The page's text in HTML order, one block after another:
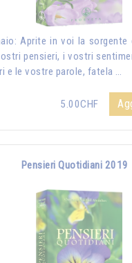
Aprite in voi la sorgente
pensieri, i vostri
e le vostre parole, fatela …
5.00CHF
Pensieri Quotidiani 2019